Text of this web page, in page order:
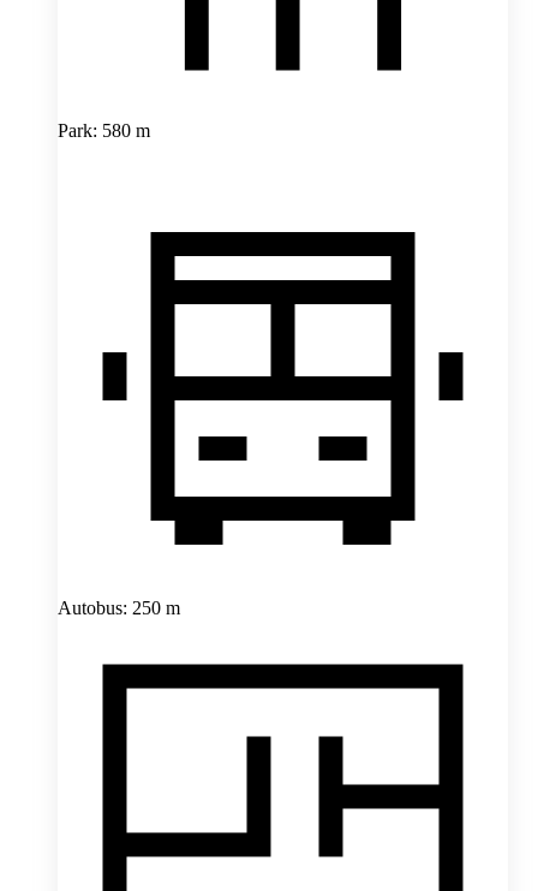
Park: 580 m
Autobus: 250 m